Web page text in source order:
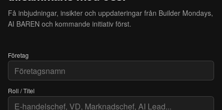
Få inbjudningar, insikter och uppdateringar från Builder Mondays,
AI BAREN och kommande initiativ först.
Företag
Roll / Titel